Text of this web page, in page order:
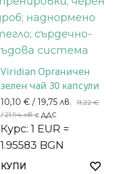
Viridian Органичен
зелен чай 30 капсули
10,10 € / 19,75 лв. 11,22€
/ 21,94 лв.с ДДС
Курс: 1 EUR =
1.95583 BGN
КУПИ